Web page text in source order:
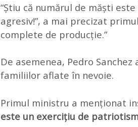
“Știu că numărul de măști
agresiv!”, a mai precizat
complete de producție.”
De asemenea, Pedro
familiilor aflate în nevoie.
Primul ministru a menționat
este un exercițiu de